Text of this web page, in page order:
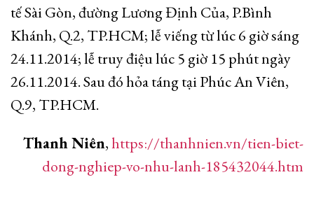
tế Sài Gòn, đường Lương Định Của, P.Bình
Khánh, Q.2, TP.HCM; lễ viếng từ lúc 6 giờ sáng
24.11.2014; lễ truy điệu lúc 5 giờ 15 phút ngày
26.11.2014. Sau đó hỏa táng tại Phúc An Viên,
Q.9, TP.HCM.
Thanh Niên,https://thanhnien.vn/tien-biet-
dong-nghiep-vo-nhu-lanh-185432044.htm